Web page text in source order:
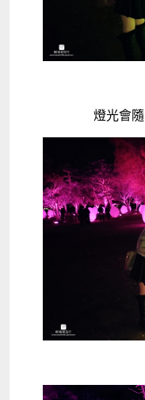
燈光會